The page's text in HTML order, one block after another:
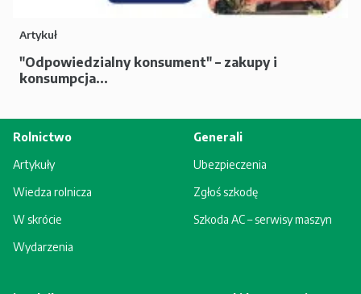
Artykuł
"Odpowiedzialny konsument" – zakupy i
konsumpcja...
Rolnictwo
Artykuły
Wiedza rolnicza
W skrócie
Wydarzenia
Generali
Ubezpieczenia
Zgłoś szkodę
Szkoda AC – serwisy maszyn